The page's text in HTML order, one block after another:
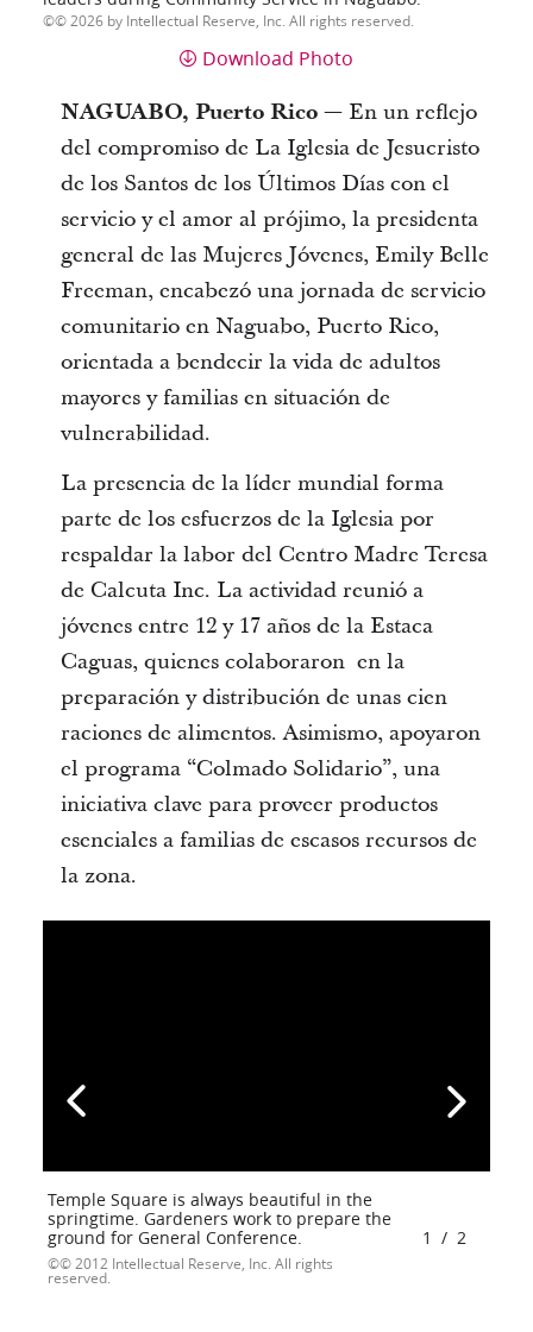
© 2026 by Intellectual Reserve, Inc. All rights reserved.
Download Photo
NAGUABO, Puerto Rico — En un reflejo
del compromiso de La Iglesia de Jesucristo
de los Santos de los Últimos Días con el
servicio y el amor al prójimo, la presidenta
general de las Mujeres Jóvenes, Emily Belle
Freeman, encabezó una jornada de servicio
comunitario en Naguabo, Puerto Rico,
orientada a bendecir la vida de adultos
mayores y familias en situación de
vulnerabilidad.
La presencia de la líder mundial forma
parte de los esfuerzos de la Iglesia por
respaldar la labor del Centro Madre Teresa
de Calcuta Inc. La actividad reunió a
jóvenes entre 12 y 17 años de la Estaca
Caguas, quienes colaboraron en la
preparación y distribución de unas cien
raciones de alimentos. Asimismo, apoyaron
el programa “Colmado Solidario”, una
iniciativa clave para proveer productos
esenciales a familias de escasos recursos de
la zona.
Temple Square is always beautiful in the
springtime. Gardeners work to prepare the
ground for General Conference.
© 2012 Intellectual Reserve, Inc. All rights
reserved.
1 / 2